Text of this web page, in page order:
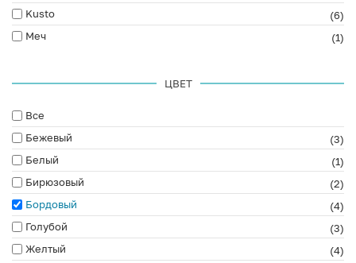
Kusto
(6)
Меч
(1)
ЦВЕТ
Все
Бежевый
(3)
Белый
(1)
Бирюзовый
(2)
Бордовый
(4)
Голубой
(3)
Желтый
(4)